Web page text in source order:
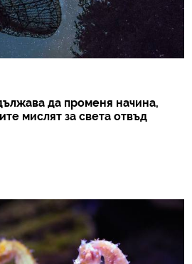
да променя начина,
мислят за света отвъд